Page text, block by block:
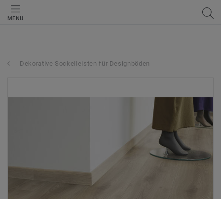
MENU
Dekorative Sockelleisten für Designböden